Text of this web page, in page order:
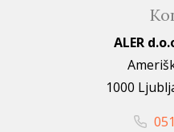
ALER
1000